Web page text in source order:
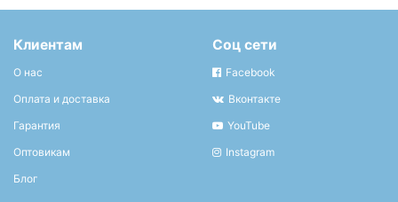
Клиентам
О нас
Оплата и доставка
Гарантия
Оптовикам
Блог
Соц сети
Facebook
Вконтакте
YouTube
Instagram